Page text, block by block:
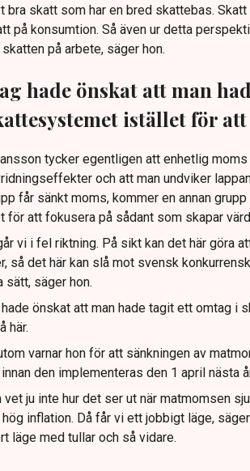
bra skatt som har en bred skattebas.
på konsumtion. Så även ur detta
skatten på arbete, säger hon.
hade önskat att man
istället för
tycker egentligen att enhetlig
och att man undviker
får sänkt moms, kommer en annan
för att fokusera på sådant som skapar
vi i fel riktning. På sikt kan det här göra
så det här kan slå mot svensk
sätt, säger hon.
önskat att man hade tagit ett omtag
här.
varnar hon för att sänkningen av
den implementeras den 1 april nästa
vet ju inte hur det ser ut när matmomsen
inflation. Då får vi ett jobbigt läge,
läge med tullar och så vidare.